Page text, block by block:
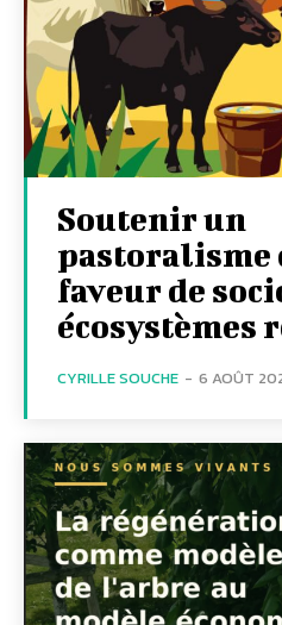
Soutenir un
pastoralisme
faveur de
écosystèmes
CYRILLE SOUCHE - 6 AOÛT